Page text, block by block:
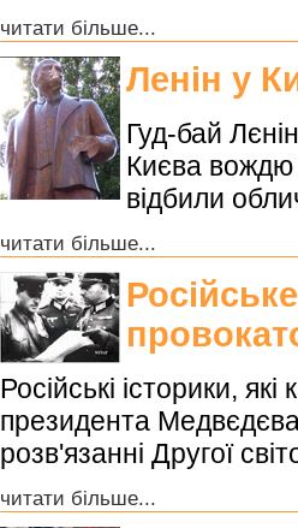
читати більше...
Ленін у
Гуд-бай
Києва вождю
відбили
читати більше...
Російські історики,
президента
розв'язанні Другої
читати більше...